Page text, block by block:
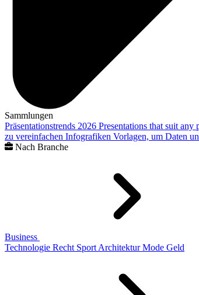
Sammlungen
Präsentationstrends 2026 Presentations that suit any
zu vereinfachen Infografiken Vorlagen, um Daten
Nach Branche
Business
Technologie Recht Sport Architektur Mode Geld